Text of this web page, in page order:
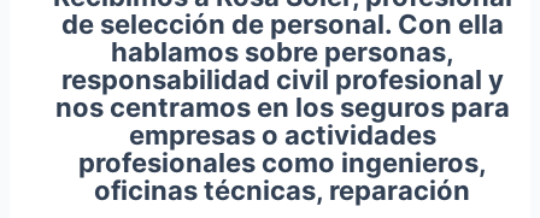
de selección de personal. Con ella
hablamos sobre personas,
responsabilidad civil profesional y
nos centramos en los seguros para
empresas o actividades
profesionales como ingenieros,
oficinas técnicas, reparación